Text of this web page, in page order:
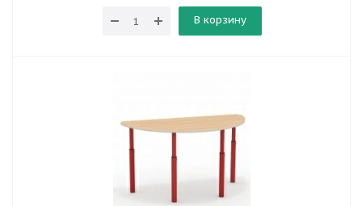
В корзину